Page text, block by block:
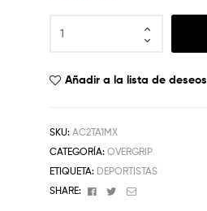
Añadir a la lista de deseos
SKU:AC2TA1MX
CATEGORÍA:OVERGRIP
ETIQUETA: DEPORTISTAS
SHARE:
Facebook
TwitterEmail